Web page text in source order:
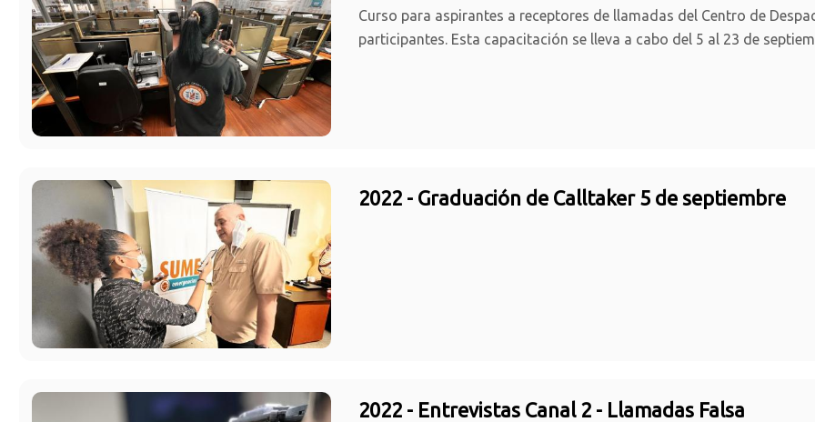
Curso para aspirantes a receptores de llamadas del Centro de
participantes. Esta capacitación se lleva a cabo del 5 al 23 de
2022 - Graduación de Calltaker 5 de septiembre
2022 - Entrevistas Canal 2 - Llamadas Falsa